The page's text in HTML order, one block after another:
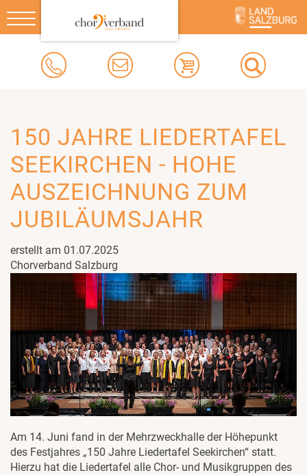
Toggle
navigation
150 JAHRE LIEDERTAFEL
SEEKIRCHEN - HOHE
AUSZEICHNUNG ZUM
JUBILÄUMSJAHR
erstellt am 01.07.2025
Chorverband Salzburg
Am 14. Juni fand in der Mehrzweckhalle der Höhepunkt
des Festjahres „150 Jahre Liedertafel Seekirchen“ statt.
Hierzu hat die Liedertafel alle Chor- und Musikgruppen des